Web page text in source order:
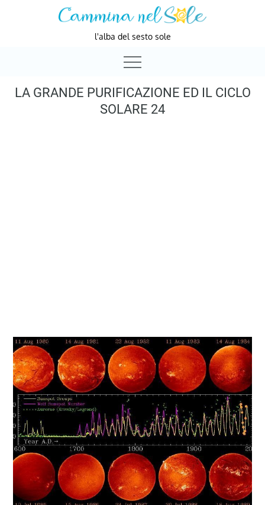
l'alba del sesto sole
LA GRANDE PURIFICAZIONE ED IL CICLO
SOLARE 24